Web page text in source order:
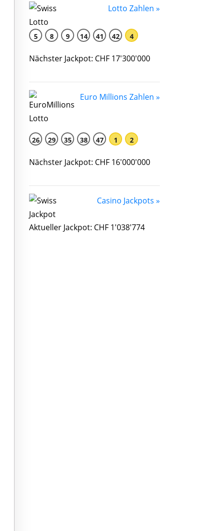
Lotto Zahlen »
5 8 9 14 41 42 4
Nächster Jackpot: CHF 17'300'000
Euro Millions Zahlen »
26 29 35 38 47 1 2
Nächster Jackpot: CHF 16'000'000
Casino Jackpots »
Aktueller Jackpot: CHF 1'038'774